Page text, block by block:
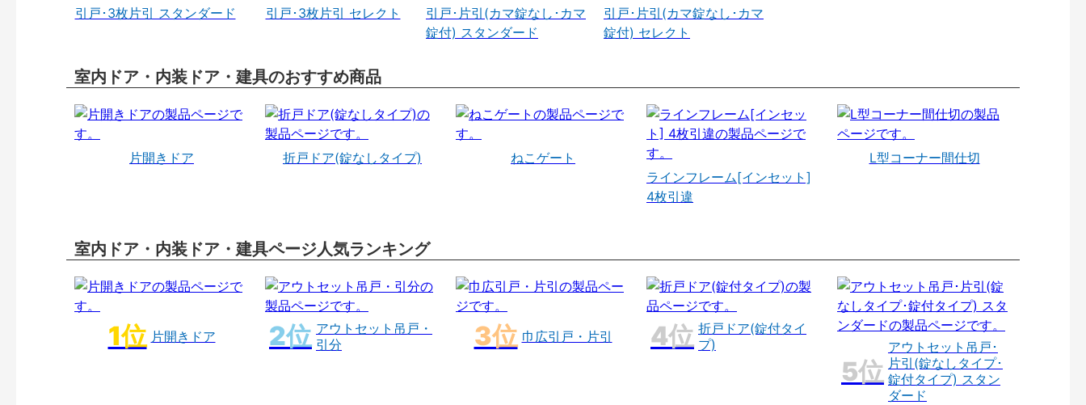
引戸･3枚片引 スタンダード 引戸･3枚片引 セレクト
引戸･片引(カマ錠なし･カマ
錠付) スタンダード
引戸･片引(カマ錠なし･カマ
錠付) セレクト
室内ドア・内装ドア・建具のおすすめ商品
片開きドア 折戸ドア(錠なしタイプ)
ねこゲート
ラインフレーム[インセット]
4枚引違
L型コーナー間仕切
室内ドア・内装ドア・建具ページ人気ランキング
片開きドア
アウトセット吊戸・
引分
巾広引戸・片引
折戸ドア(錠付タイ
プ)
アウトセット吊戸･
片引(錠なしタイプ･
錠付タイプ) スタン
ダード